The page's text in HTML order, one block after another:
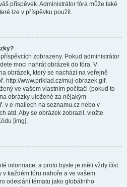
příspěvek. Administrátor fóra může také
lze v příspěvku použít.
zobrazeny. Pokud administrátor
moci nahrát obrázek do fóra. V
obrázek, který se nachází na veřejně
http://www.priklad.cz/muj-obrazek.gif.
ve vašem vlastním počítači (pokud to
obrázky uložené za nějakým
v e-mailech na seznamu.cz nebo v
atd. Aby se obrázek zobrazil, vložte
[img].
informace, a proto byste je měli vždy číst.
každém fóru nahoře a ve vašem
odeslání tématu jako globálního